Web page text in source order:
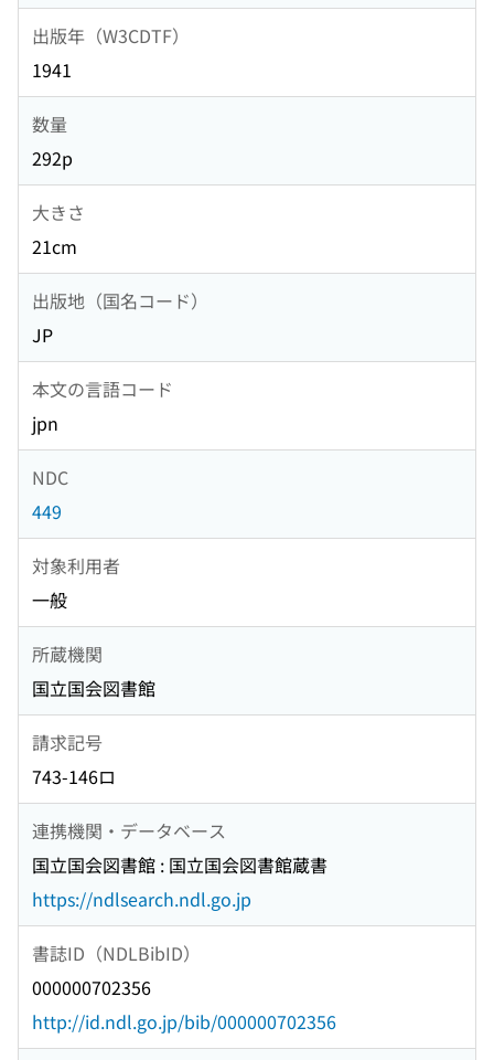
出版年（W3CDTF）
1941
数量
292p
大きさ
21cm
出版地（国名コード）
JP
本文の言語コード
jpn
NDC
449
対象利用者
一般
所蔵機関
国立国会図書館
請求記号
743-146ロ
連携機関・データベース
国立国会図書館 : 国立国会図書館蔵書
https://ndlsearch.ndl.go.jp
書誌ID（NDLBibID）
000000702356
http://id.ndl.go.jp/bib/000000702356